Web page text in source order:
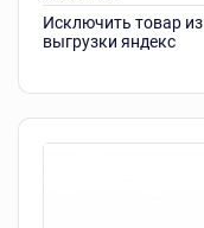
Исключить товар из
выгрузки яндекс